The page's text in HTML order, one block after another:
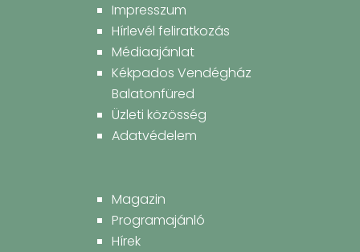
Impresszum
Hírlevél feliratkozás
Médiaajánlat
Kékpados Vendégház
Balatonfüred
Üzleti közösség
Adatvédelem
Magazin
Programajánló
Hírek